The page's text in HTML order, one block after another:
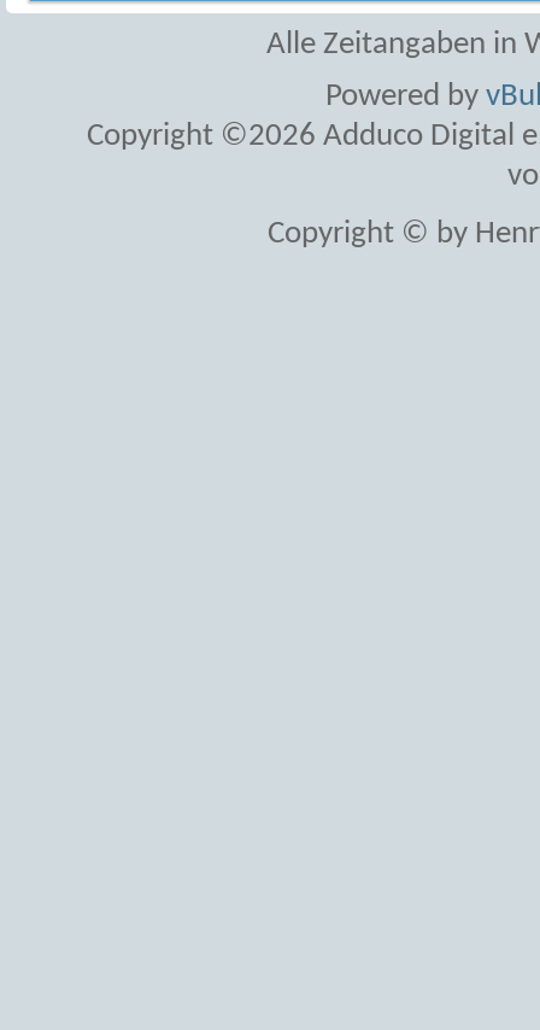
Alle Zeitangaben in
Powered by
Copyright ©2026 Adduco Digital
Copyright © by